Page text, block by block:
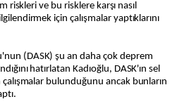
ve bu risklere karşı nasıl
için çalışmalar yaptıklarını
(DASK) şu an daha çok deprem
hatırlatan Kadıoğlu, DASK'ın sel
bulunduğunu ancak bunların